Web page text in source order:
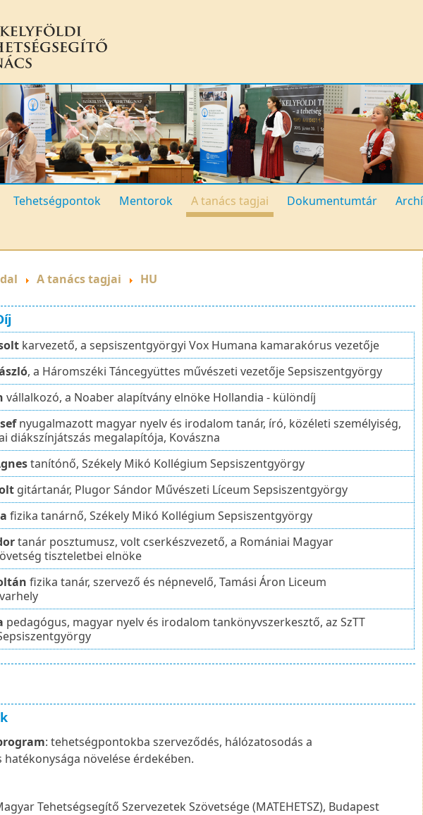
Tehetségpontok Mentorok A tanács tagjai Dokumentumtár
A tanács tagjai HU
karvezető, a sepsiszentgyörgyi Vox Humana kamarakórus vezetője
, a Háromszéki Táncegyüttes művészeti vezetője Sepsiszentgyörgy
vállalkozó, a Noaber alapítvány elnöke Hollandia - különdíj
nyugalmazott magyar nyelv és irodalom tanár, író, közéleti személyiség,
diákszínjátszás megalapítója, Kovászna
tanítónő, Székely Mikó Kollégium Sepsiszentgyörgy
gitártanár, Plugor Sándor Művészeti Líceum Sepsiszentgyörgy
fizika tanárnő, Székely Mikó Kollégium Sepsiszentgyörgy
tanár posztumusz, volt cserkészvezető, a Romániai Magyar
tiszteletbei elnöke
fizika tanár, szervező és népnevelő, Tamási Áron Liceum
pedagógus, magyar nyelv és irodalom tankönyvszerkesztő, az SzTT
: tehetségpontokba szerveződés, hálózatosodás a
növelése érdekében.
Tehetségsegítő Szervezetek Szövetsége (MATEHETSZ), Budapest